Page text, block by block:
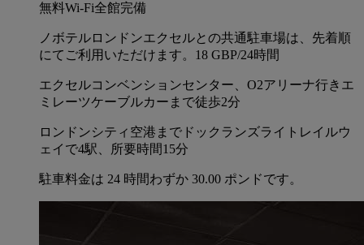
無料Wi-Fi全館完備
ノボテルロンドンエクセルとの共通駐車場は、先着順
にてご利用いただけます。18 GBP/24時間
エクセルコンベンションセンター、O2アリーナ行きエ
ミレーツケーブルカーまで徒歩2分
ロンドンシティ空港までドックランズライトレイルウ
ェイで4駅、所要時間15分
駐車料金は 24 時間わずか 30.00 ポンドです。